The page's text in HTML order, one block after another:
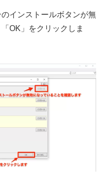
インストールボタンが無
OK」をクリックしま